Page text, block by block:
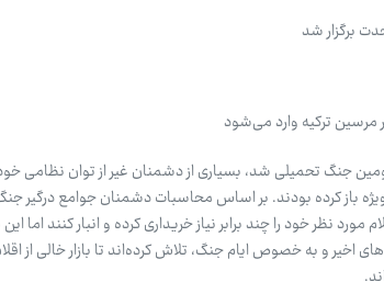
برگزار شد
سومین جنگ تحمیلی شد، بسیاری از دشمنان غیر از توان نظامی
باز کرده بودند. بر اساس محاسبات دشمنان جوامع درگیر
نظر خود را چند برابر نیاز خریداری کرده و انبار کنند اما این
اخیر و به خصوص ایام جنگ، تلاش کرده‌اند تا بازار خالی از